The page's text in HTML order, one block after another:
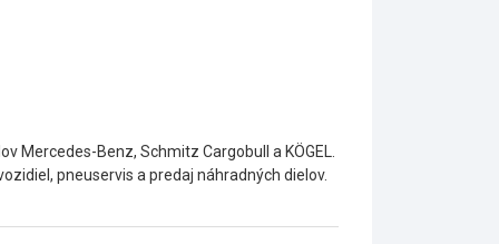
Mercedes-Benz, Schmitz Cargobull a KÖGEL.
pneuservis a predaj náhradných dielov.